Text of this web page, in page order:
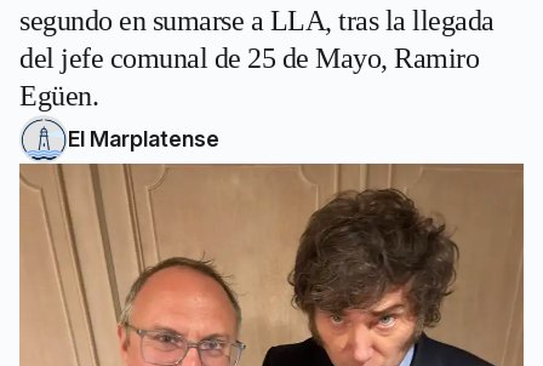
segundo en sumarse a LLA, tras la llegada
del jefe comunal de 25 de Mayo, Ramiro
Egüen.
El Marplatense